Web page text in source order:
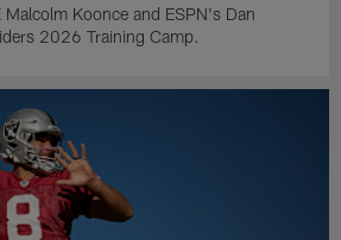
Malcolm Koonce and ESPN's Dan
2026 Training Camp.